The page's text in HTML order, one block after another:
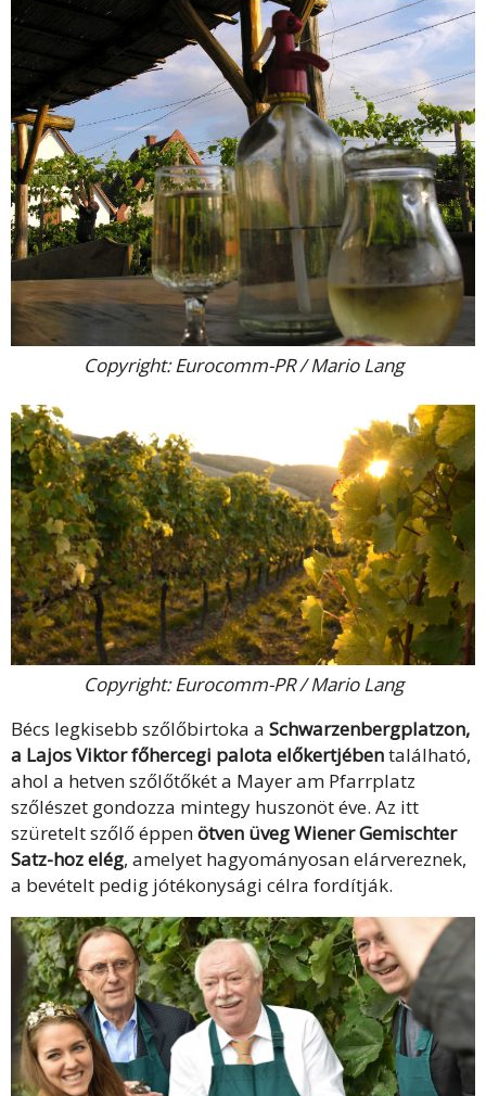
Copyright: Eurocomm-PR / Mario Lang
Copyright: Eurocomm-PR / Mario Lang
Bécs legkisebb szőlőbirtoka a Schwarzenbergplatzon,
a Lajos Viktor főhercegi palota előkertjébentalálható,
ahol a hetven szőlőtőkét a Mayer am Pfarrplatz
szőlészet gondozza mintegy huszonöt éve. Az itt
szüretelt szőlő éppenötven üveg Wiener Gemischter
Satz-hoz elég, amelyet hagyományosan elárvereznek,
a bevételt pedig jótékonysági célra fordítják.